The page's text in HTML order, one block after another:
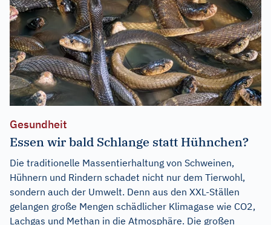
Gesundheit
Essen wir bald Schlange statt Hühnchen?
Die traditionelle Massentierhaltung von Schweinen,
Hühnern und Rindern schadet nicht nur dem Tierwohl,
sondern auch der Umwelt. Denn aus den XXL-Ställen
gelangen große Mengen schädlicher Klimagase wie CO2,
Lachgas und Methan in die Atmosphäre. Die großen